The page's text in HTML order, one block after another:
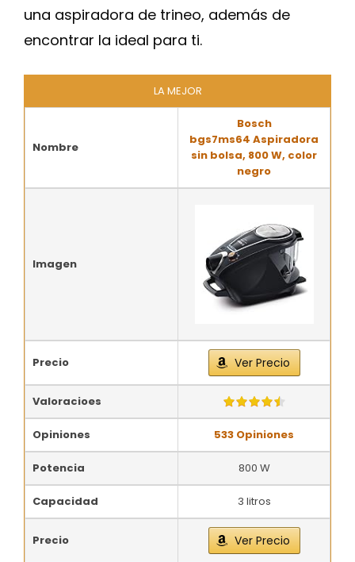
una aspiradora de trineo, además de
encontrar la ideal para ti.
LA MEJOR
Nombre
Bosch
bgs7ms64 Aspiradora
sin bolsa, 800 W, color
negro
Imagen
Precio Ver Precio
Valoracioes
Opiniones 533 Opiniones
Potencia 800 W
Capacidad 3 litros
Precio Ver Precio